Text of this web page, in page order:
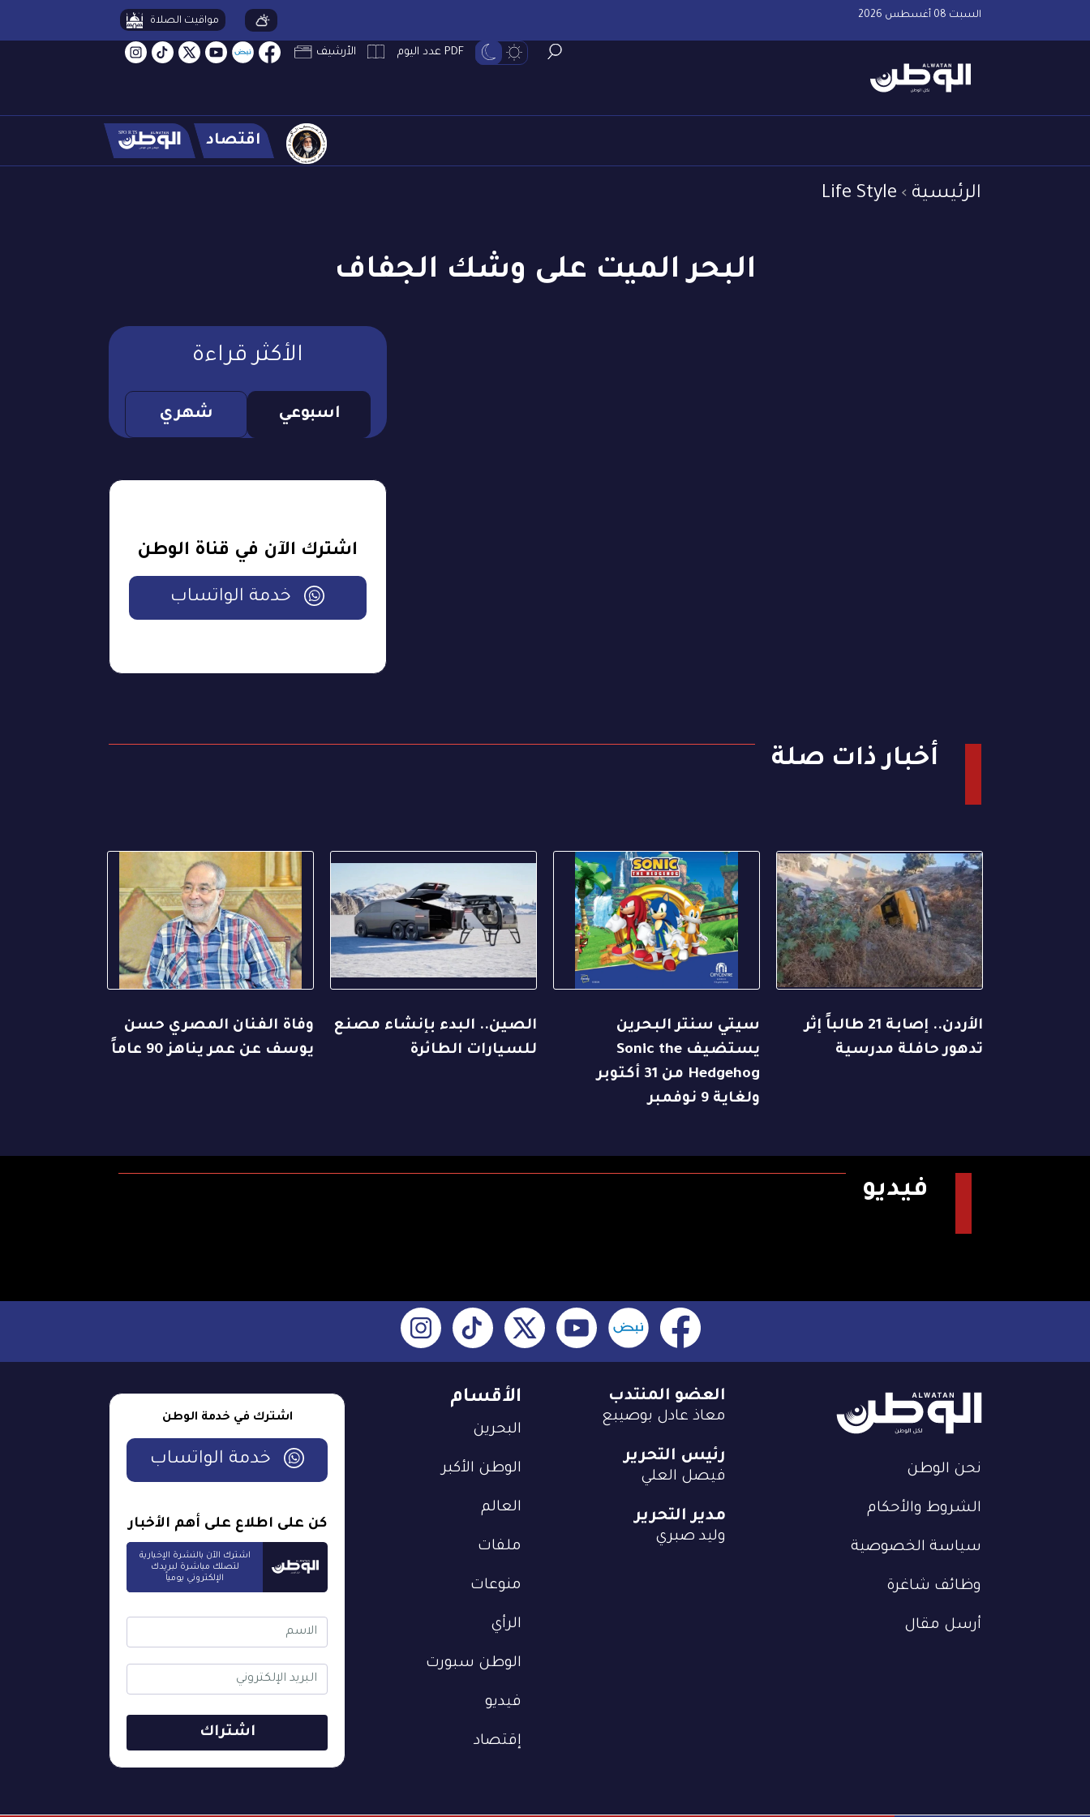
السبت 08 أغسطس 2026 مواقيت الصلاة
PDF عدد اليوم الأرشيف
اقتصاد
الرئيسية Life Style
البحر الميت على وشك الجفاف
الأكثر قراءة
اسبوعي شهري
اشترك الآن في قناة الوطن
خدمة الواتساب
أخبار ذات صلة
الأردن.. إصابة 21 طالباً إثر
تدهور حافلة مدرسية
سيتي سنتر البحرين
يستضيف Sonic the
Hedgehog من 31 أكتوبر
ولغاية 9 نوفمبر
الصين.. البدء بإنشاء مصنع
للسيارات الطائرة
وفاة الفنان المصري حسن
يوسف عن عمر يناهز 90 عاماً
فيديو
نحن الوطن
الشروط والأحكام
سياسة الخصوصية
وظائف شاغرة
أرسل مقال
الأقسام
البحرين
الوطن الأكبر
العالم
ملفات
منوعات
الرأي
الوطن سبورت
فيديو
إقتصاد
العضو المنتدب
معاذ عادل بوصيبع
رئيس التحرير
فيصل العلي
مدير التحرير
وليد صبري
اشترك في خدمة الوطن
خدمة الواتساب
كن على اطلاع على أهم الأخبار
اشترك الآن بالنشرة الإخبارية
لتصلك مباشرة لبريدك
الإلكتروني يومياً
اشتراك